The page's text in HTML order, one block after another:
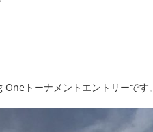
トーナメントエントリーです。